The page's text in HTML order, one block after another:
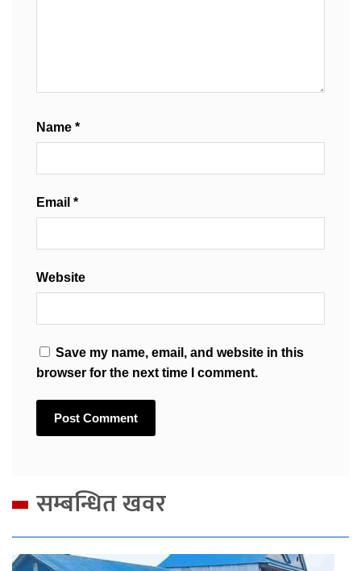
Name *
Email *
Website
Save my name, email, and website in this
browser for the next time I comment.
सम्बन्धित खवर